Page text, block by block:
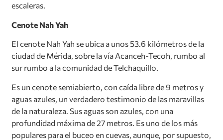
escaleras.
Cenote Nah Yah
El cenote Nah Yah se ubica a unos 53.6 kilómetros de la
ciudad de Mérida, sobre la vía Acanceh-Tecoh, rumbo al
sur rumbo a la comunidad de Telchaquillo.
Es un cenote semiabierto, con caída libre de 9 metros y
aguas azules, un verdadero testimonio de las maravillas
de la naturaleza. Sus aguas son azules, con una
profundidad máxima de 27 metros. Es uno de los más
populares para el buceo en cuevas, aunque, por supuesto,